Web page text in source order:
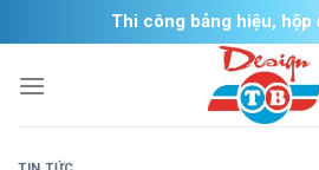
to
content
Thi công bảng hiệu, hộp